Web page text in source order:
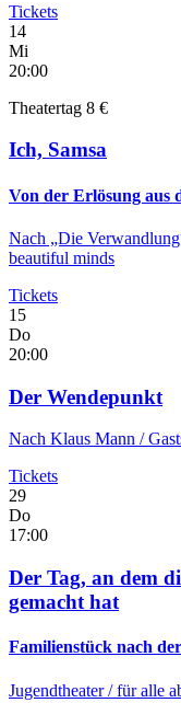
Tickets
14
Mi
20:00
Theatertag 8 €
Ich, Samsa
Von der Erlösung aus
Nach „Die
beautiful minds
Tickets
15
Do
20:00
Der Wendepunkt
Nach Klaus Mann /
Tickets
29
Do
17:00
Der Tag, an dem
gemacht hat
Familienstück nach
Jugendtheater/ für alle